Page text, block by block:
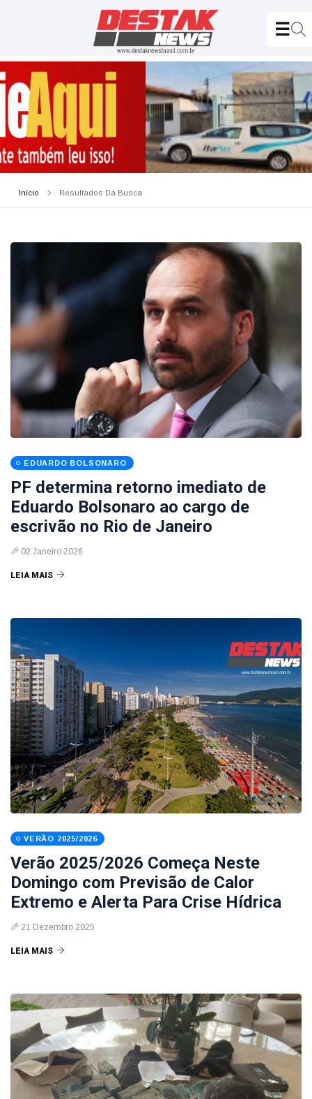
Início Resultados Da Busca
EDUARDO BOLSONARO
PF determina retorno imediato de
Eduardo Bolsonaro ao cargo de
escrivão no Rio de Janeiro
02 Janeiro 2026
LEIA MAIS
VERÃO 2025/2026
Verão 2025/2026 Começa Neste
Domingo com Previsão de Calor
Extremo e Alerta Para Crise Hídrica
21 Dezembro 2025
LEIA MAIS